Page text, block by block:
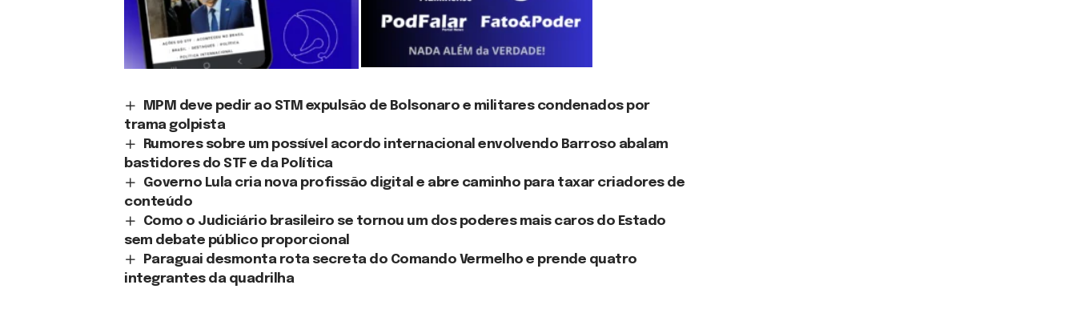
MPM deve pedir ao STM expulsão de Bolsonaro e militares condenados por
trama golpista
Rumores sobre um possível acordo internacional envolvendo Barroso abalam
bastidores do STF e da Política
Governo Lula cria nova profissão digital e abre caminho para taxar criadores de
conteúdo
Como o Judiciário brasileiro se tornou um dos poderes mais caros do Estado
sem debate público proporcional
Paraguai desmonta rota secreta do Comando Vermelho e prende quatro
integrantes da quadrilha